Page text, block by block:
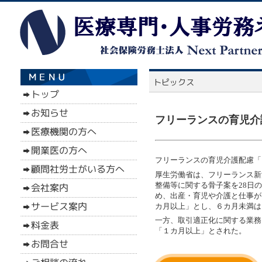
フリーランスの育児
フリーランスの育児介護配慮
厚生労働省は、フリーランス
整備等に関する骨子案を28日
め、出産・育児や介護と仕事
カ月以上」とし、６カ月未満
一方、取引適正化に関する業
「１カ月以上」とされた。